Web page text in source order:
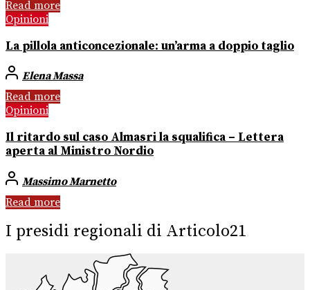
Read more
Opinioni
La pillola anticoncezionale: un’arma a doppio taglio
Elena Massa
Read more
Opinioni
Il ritardo sul caso Almasri la squalifica – Lettera
aperta al Ministro Nordio
Massimo Marnetto
Read more
I presidi regionali di Articolo21